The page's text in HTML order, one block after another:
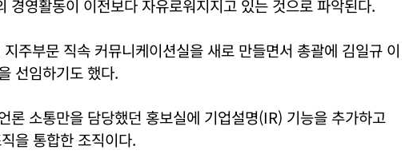
경영활동이 이전보다 자유로워지지고 있는 것으로 파악된다.
주부문 직속 커뮤니케이션실을 새로 만들면서 총괄에 김일규 이
선임하기도 했다.
론 소통만을 담당했던 홍보실에 기업설명(IR) 기능을 추가하고
을 통합한 조직이다.